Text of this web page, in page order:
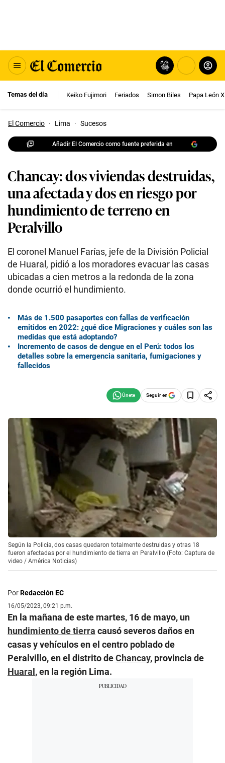
Temas del día Keiko Fujimori Feriados Simon Biles Papa León
El Comercio · Lima · Sucesos
Añadir El Comercio como fuente preferida en
Chancay: dos viviendas destruidas,
una afectada y dos en riesgo por
hundimiento de terreno en
Peralvillo
El coronel Manuel Farías, jefe de la División Policial
de Huaral, pidió a los moradores evacuar las casas
ubicadas a cien metros a la redonda de la zona
donde ocurrió el hundimiento.
Más de 1.500 pasaportes con fallas de verificación
emitidos en 2022: ¿qué dice Migraciones y cuáles son las
medidas que está adoptando?
Incremento de casos de dengue en el Perú: todos los
detalles sobre la emergencia sanitaria, fumigaciones y
fallecidos
Seguir en
Según la Policía, dos casas quedaron totalmente destruidas y otras 18
fueron afectadas por el hundimiento de tierra en Peralvillo (Foto: Captura de
video / América Noticias)
PorRedacción EC
16/05/2023, 09:21 p.m.
En la mañana de este martes, 16 de mayo, un
hundimiento de tierra causó severos daños en
casas y vehículos en el centro poblado de
Peralvillo, en el distrito deChancay, provincia de
Huaral, en la región Lima.